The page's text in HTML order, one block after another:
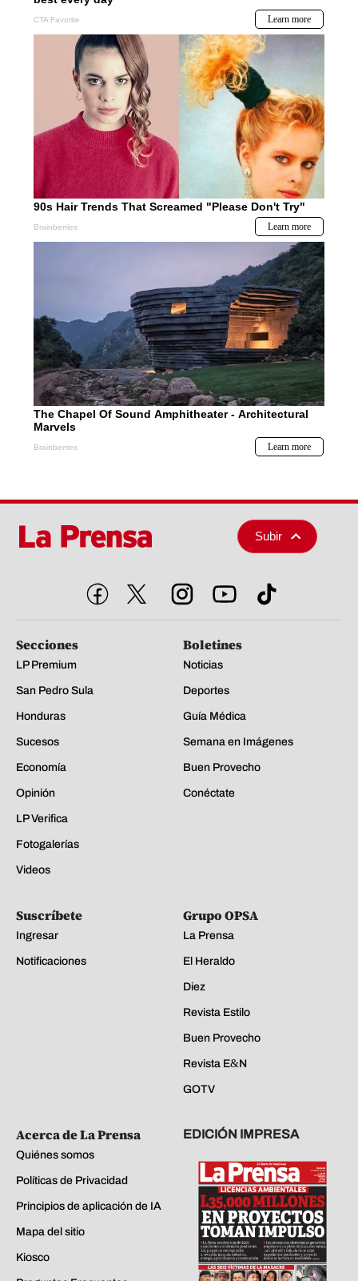
Subir
Secciones
LP Premium
San Pedro Sula
Honduras
Sucesos
Economía
Opinión
LP Verifica
Fotogalerías
Videos
Boletines
Noticias
Deportes
Guía Médica
Semana en Imágenes
Buen Provecho
Conéctate
Suscríbete
Ingresar
Notificaciones
Grupo OPSA
La Prensa
El Heraldo
Diez
Revista Estilo
Buen Provecho
Revista E&N
GOTV
Acerca de La Prensa
Quiénes somos
Políticas de Privacidad
Principios de aplicación de IA
Mapa del sitio
Kiosco
EDICIÓN IMPRESA